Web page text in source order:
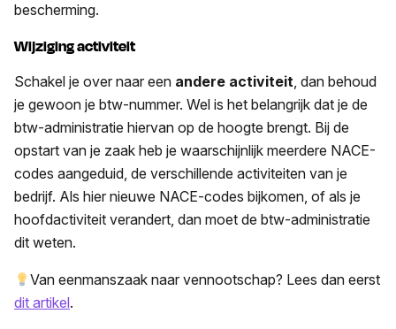
bescherming.
Wijziging activiteit
Schakel je over naar een andere activiteit, dan behoud
je gewoon je btw-nummer. Wel is het belangrijk dat je de
btw-administratie hiervan op de hoogte brengt. Bij de
opstart van je zaak heb je waarschijnlijk meerdere NACE-
codes aangeduid, de verschillende activiteiten van je
bedrijf. Als hier nieuwe NACE-codes bijkomen, of als je
hoofdactiviteit verandert, dan moet de btw-administratie
dit weten.
Van eenmanszaak naar vennootschap? Lees dan eerst
dit artikel.